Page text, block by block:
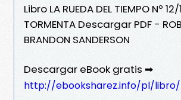
Libro LA RUEDA DEL TIEMPO Nº
TORMENTA Descargar PDF -
BRANDON SANDERSON
Descargar eBook gratis ➡
http://ebooksharez.info/pl/libro/